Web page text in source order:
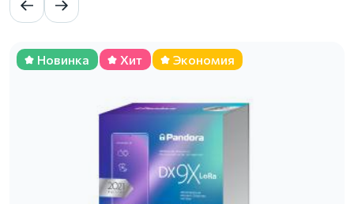
Новинка Хит Экономия